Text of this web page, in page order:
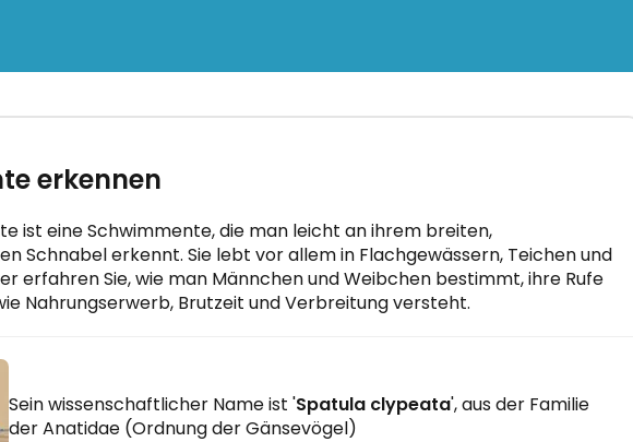
erkennen
ist eine Schwimmente, die man leicht an ihrem breiten,
Schnabel erkennt. Sie lebt vor allem in Flachgewässern, Teichen und
erfahren Sie, wie man Männchen und Weibchen bestimmt, ihre Rufe
Nahrungserwerb, Brutzeit und Verbreitung versteht.
Sein wissenschaftlicher Name ist 'Spatula clypeata', aus der Familie
der Anatidae (Ordnung der Gänsevögel)
"Vogelgesänge erkennen"
Sie alle Vogelgesänge in nur
Minuten pro Tag!